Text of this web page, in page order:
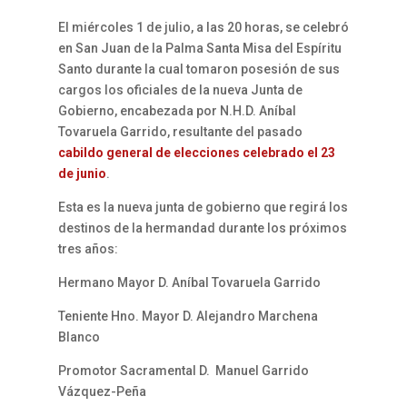
El miércoles 1 de julio, a las 20 horas, se celebró
en San Juan de la Palma Santa Misa del Espíritu
Santo durante la cual tomaron posesión de sus
cargos los oficiales de la nueva Junta de
Gobierno, encabezada por N.H.D. Aníbal
Tovaruela Garrido, resultante del pasado
cabildo general de elecciones celebrado el 23
de junio.
Esta es la nueva junta de gobierno que regirá los
destinos de la hermandad durante los próximos
tres años:
Hermano Mayor D. Aníbal Tovaruela Garrido
Teniente Hno. Mayor D. Alejandro Marchena
Blanco
Promotor Sacramental D. Manuel Garrido
Vázquez-Peña